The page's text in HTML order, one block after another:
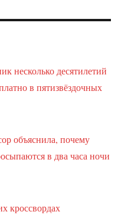
несколько десятилетий
в пятизвёздочных
объяснила, почему
в два часа ночи
кроссвордах